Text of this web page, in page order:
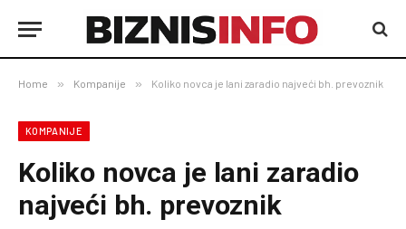
Home » Kompanije » Koliko novca je lani zaradio najveći bh. prevoznik
KOMPANIJE
Koliko novca je lani zaradio
najveći bh. prevoznik